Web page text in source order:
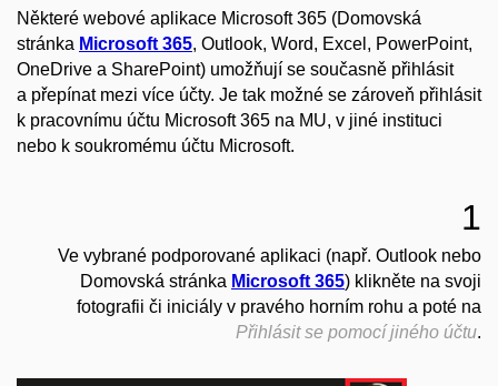
Některé webové aplikace Microsoft 365 (Domovská
stránka Microsoft 365, Outlook, Word, Excel, PowerPoint,
OneDrive a SharePoint) umožňují se současně přihlásit
a přepínat mezi více účty. Je tak možné se zároveň přihlásit
k pracovnímu účtu Microsoft 365 na MU, v jiné instituci
nebo k soukromému účtu Microsoft.
1
Ve vybrané podporované aplikaci (např. Outlook nebo
Domovská stránka Microsoft 365) klikněte na svoji
fotografii či iniciály v pravého horním rohu a poté na
Přihlásit se pomocí jiného účtu.